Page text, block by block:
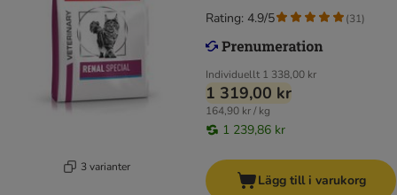
3 varianter
Individuellt 1 338,00 kr
1 319,00 kr
164,90 kr / kg
1 239,86 kr
Rating: 4.9/5 (31)
Lägg till i varukorg